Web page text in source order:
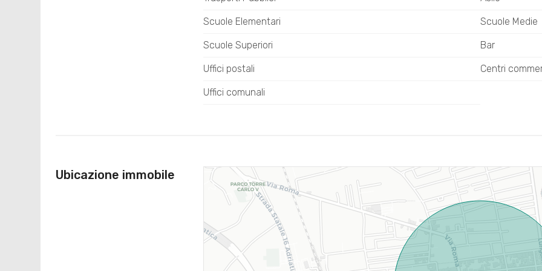
Scuole Elementari Scuole Medie
Scuole Superiori Bar
Uffici postali Centri
Uffici comunali
Ubicazione immobile